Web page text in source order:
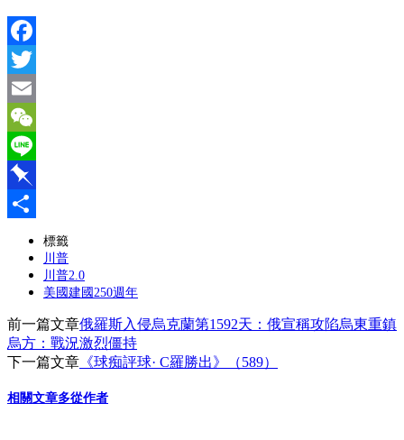
Facebook
Twitter
Email
WeChat
Line
Pinboard
標籤
川普
川普2.0
美國建國250週年
前一篇文章俄羅斯入侵烏克蘭第1592天：俄宣稱攻陷烏東重鎮
烏方：戰況激烈僵持
下一篇文章 《球痴評球· C羅勝出》（589）
相關文章多從作者